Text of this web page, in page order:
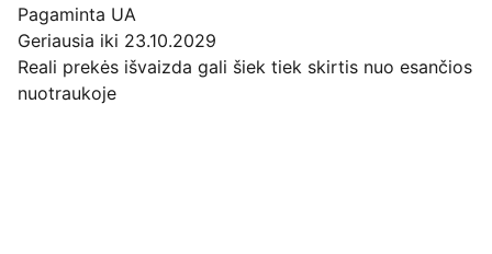
Pagaminta UA
Geriausia iki 23.10.2029
Reali prekės išvaizda gali šiek tiek skirtis nuo esančios
nuotraukoje